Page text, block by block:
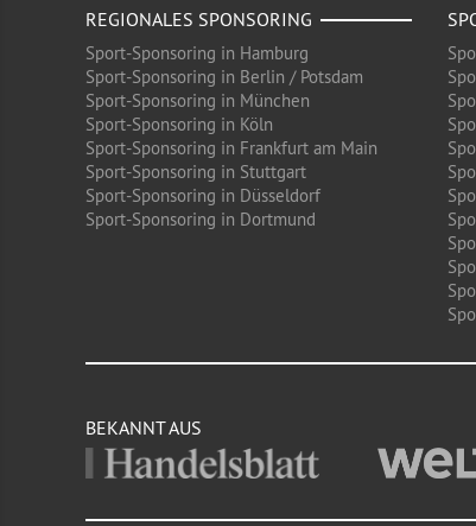
REGIONALES SPONSORING
Sport-Sponsoring in Hamburg
Sport-Sponsoring in Berlin / Potsdam
Sport-Sponsoring in München
Sport-Sponsoring in Köln
Sport-Sponsoring in Frankfurt am Main
Sport-Sponsoring in Stuttgart
Sport-Sponsoring in Düsseldorf
Sport-Sponsoring in Dortmund
BEKANNT AUS